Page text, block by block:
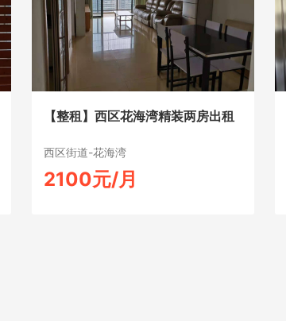
【整租】西区花海湾精装两房出租
西区街道-花海湾
2100元/月